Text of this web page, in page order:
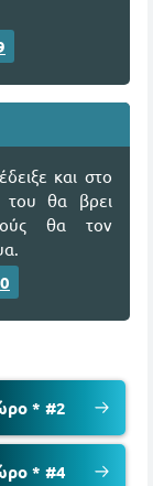
και στο
θα βρει
θα τον
* #2
* #4